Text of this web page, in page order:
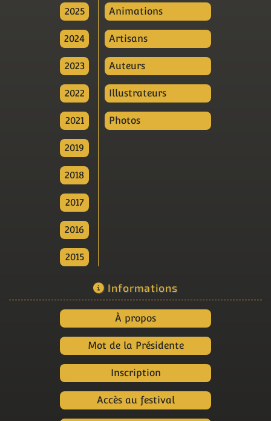
2025
2024
2023
2022
2021
2019
2018
2017
2016
2015
Animations
Artisans
Auteurs
Illustrateurs
Photos
Informations
À propos
Mot de la Présidente
Inscription
Accès au festival